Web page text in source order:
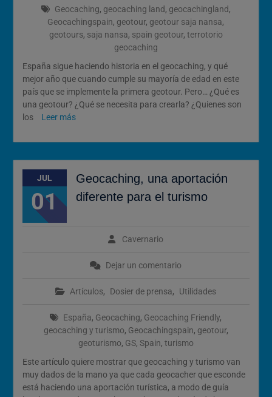
Geocaching, geocaching land, geocachingland,
Geocachingspain, geotour, geotour saja nansa,
geotours, saja nansa, spain geotour, terrotorio
geocaching
España sigue haciendo historia en el geocaching, y qué
mejor año que cuando cumple su mayoría de edad en este
país que se implemente la primera geotour. Pero… ¿Qué es
una geotour? ¿Qué se necesita para crearla? ¿Quienes son
los
Leer más
JUL
01
Geocaching, una aportación
diferente para el turismo
Cavernario
Dejar un comentario
Artículos, Dosier de prensa, Utilidades
España, Geocaching, Geocaching Friendly,
geocaching y turismo, Geocachingspain, geotour,
geoturismo, GS, Spain, turismo
Este artículo quiere mostrar que geocaching y turismo van
muy dados de la mano ya que cada geocacher que esconde
está haciendo una aportación turística, a modo de guía